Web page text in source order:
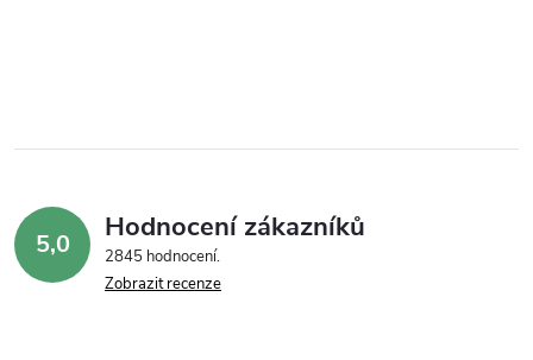
5,0 Hodnocení zákazníků
2845 hodnocení
Zobrazit recenze